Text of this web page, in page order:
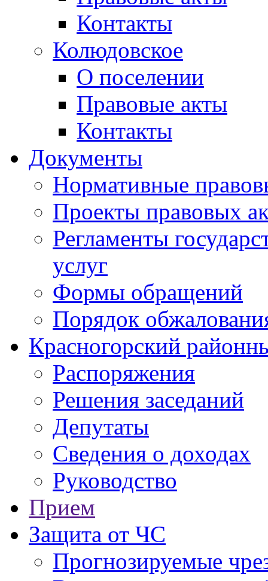
Контакты
Колюдовское
О поселении
Правовые акты
Контакты
Документы
Нормативные
Проекты правовых
Регламенты
услуг
Формы обращений
Порядок
Красногорский
Распоряжения
Решения заседаний
Депутаты
Сведения о доходах
Руководство
Прием
Защита от ЧС
Прогнозируемые